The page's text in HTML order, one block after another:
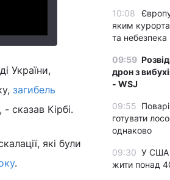
України,
загибель
сказав Кірбі.
які були
.
10:08
яким
та небезпека
09:59
дрон з
- WSJ
09:55
готувати
однаково
09:30 У США
жити понад